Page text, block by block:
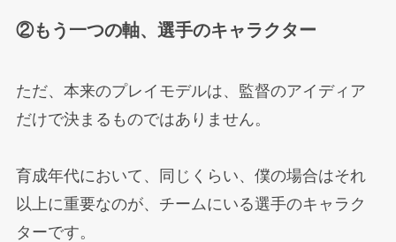
②もう一つの軸、選手のキャラクター
ただ、本来のプレイモデルは、監督のアイディア
だけで決まるものではありません。
育成年代において、同じくらい、僕の場合はそれ
以上に重要なのが、チームにいる選手のキャラク
ターです。